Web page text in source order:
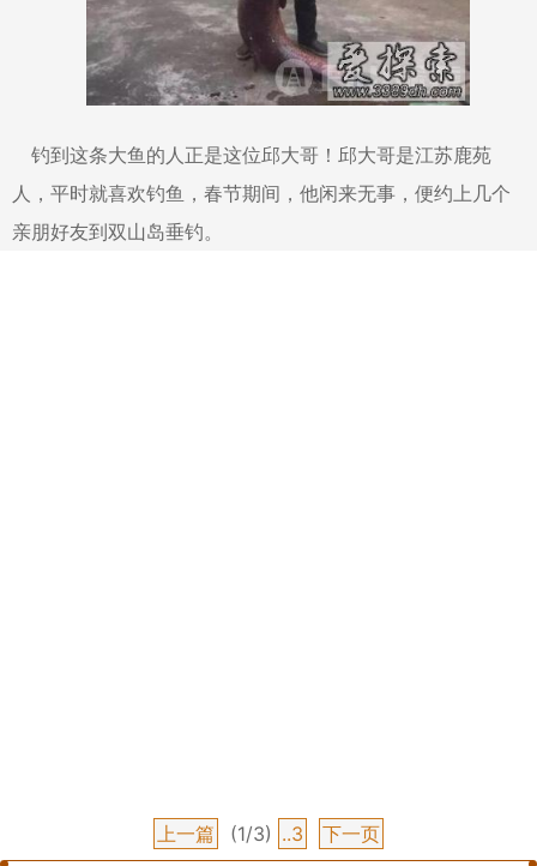
钓到这条大鱼的人正是这位邱大哥！邱大哥是江苏鹿苑
人，平时就喜欢钓鱼，春节期间，他闲来无事，便约上几个
亲朋好友到双山岛垂钓。
上一篇 (1/3) ..3 下一页